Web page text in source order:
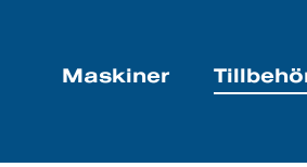
Maskiner